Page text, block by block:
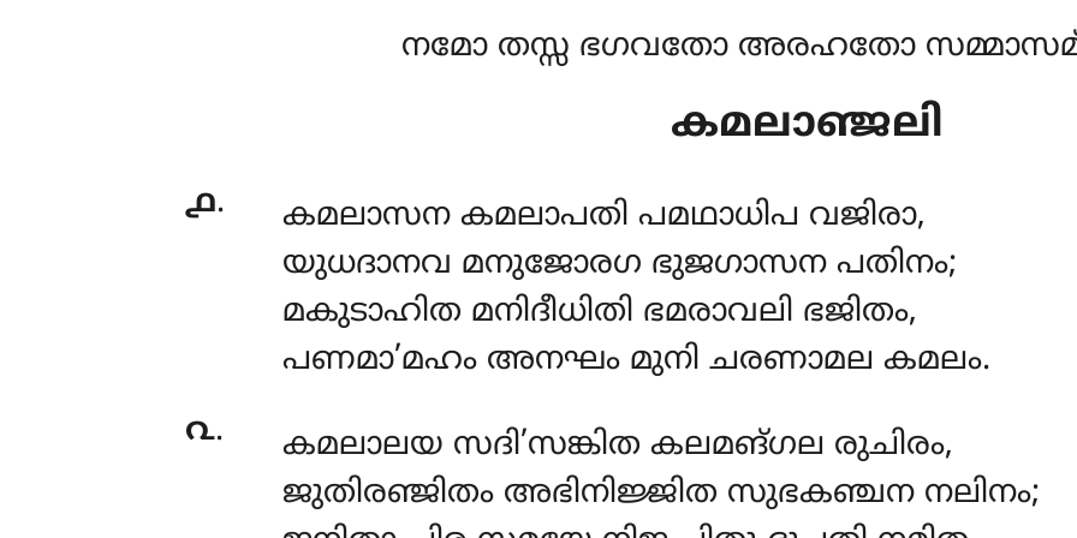
നമോ തസ്സ ഭഗവതോ അരഹതോ
കമലാഞ്ജലി
൧.
കമലാസന കമലാപതി പമഥാധിപ വജിരാ,
യുധദാനവ മനുജോരഗ ഭുജഗാസന പതിനം;
മകുടാഹിത മനിദീധിതി ഭമരാവലി ഭജിതം,
പണമാ’മഹം അനഘം മുനി ചരണാമല കമലം.
൨.
കമലാലയ സദി’സങ്കിത കലമങ്ഗല രുചിരം,
ജുതിരഞ്ജിതം അഭിനിജ്ജിത സുഭകഞ്ചന നലിനം;